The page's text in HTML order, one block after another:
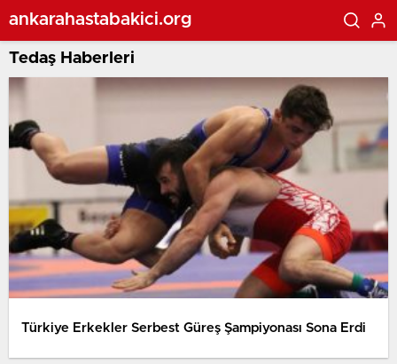
ankarahastabakici.org
Tedaş Haberleri
Türkiye Erkekler Serbest Güreş Şampiyonası Sona Erdi